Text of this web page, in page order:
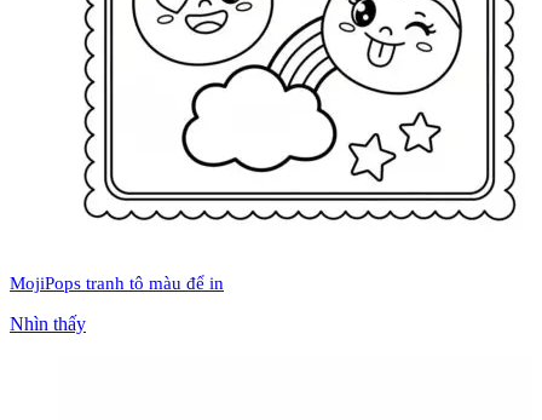
MojiPops tranh tô màu để in
Nhìn thấy